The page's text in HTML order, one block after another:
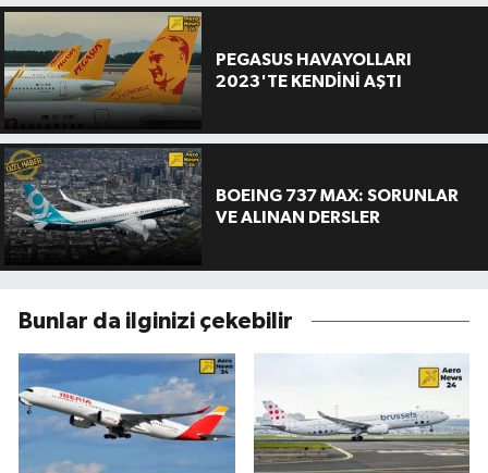
PEGASUS HAVAYOLLARI
2023'TE KENDİNİ AŞTI
BOEING 737 MAX: SORUNLAR
VE ALINAN DERSLER
Bunlar da ilginizi çekebilir